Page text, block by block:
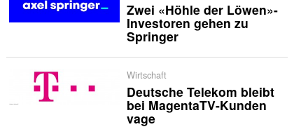
Zwei «Höhle der Löwen»-
Investoren gehen zu
Springer
Wirtschaft
Deutsche Telekom bleibt
bei MagentaTV-Kunden
vage